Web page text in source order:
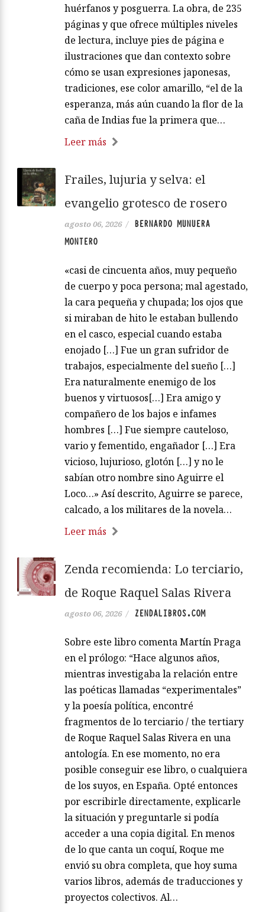
huérfanos y posguerra. La obra, de 235
páginas y que ofrece múltiples niveles
de lectura, incluye pies de página e
ilustraciones que dan contexto sobre
cómo se usan expresiones japonesas,
tradiciones, ese color amarillo, “el de la
esperanza, más aún cuando la flor de la
caña de Indias fue la primera que…
Leer más
Frailes, lujuria y selva: el
evangelio grotesco de rosero
agosto 06, 2026 /
BERNARDO MUNUERA
MONTERO
«casi de cincuenta años, muy pequeño
de cuerpo y poca persona; mal agestado,
la cara pequeña y chupada; los ojos que
si miraban de hito le estaban bullendo
en el casco, especial cuando estaba
enojado […] Fue un gran sufridor de
trabajos, especialmente del sueño […]
Era naturalmente enemigo de los
buenos y virtuosos[…] Era amigo y
compañero de los bajos e infames
hombres […] Fue siempre cauteloso,
vario y fementido, engañador […] Era
vicioso, lujurioso, glotón […] y no le
sabían otro nombre sino Aguirre el
Loco…» Así descrito, Aguirre se parece,
calcado, a los militares de la novela…
Leer más
Zenda recomienda: Lo terciario,
de Roque Raquel Salas Rivera
agosto 06, 2026 / ZENDALIBROS.COM
Sobre este libro comenta Martín Praga
en el prólogo: “Hace algunos años,
mientras investigaba la relación entre
las poéticas llamadas “experimentales”
y la poesía política, encontré
fragmentos de lo terciario / the tertiary
de Roque Raquel Salas Rivera en una
antología. En ese momento, no era
posible conseguir ese libro, o cualquiera
de los suyos, en España. Opté entonces
por escribirle directamente, explicarle
la situación y preguntarle si podía
acceder a una copia digital. En menos
de lo que canta un coquí, Roque me
envió su obra completa, que hoy suma
varios libros, además de traducciones y
proyectos colectivos. Al…